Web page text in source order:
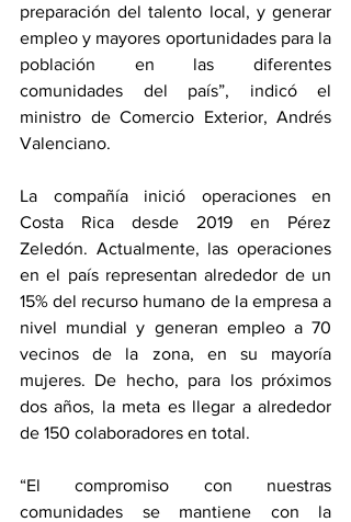
preparación del talento local, y generar
empleo y mayores oportunidades para la
población en las diferentes
comunidades del país”, indicó el
ministro de Comercio Exterior, Andrés
Valenciano.
La compañía inició operaciones en
Costa Rica desde 2019 en Pérez
Zeledón. Actualmente, las operaciones
en el país representan alrededor de un
15% del recurso humano de la empresa a
nivel mundial y generan empleo a 70
vecinos de la zona, en su mayoría
mujeres. De hecho, para los próximos
dos años, la meta es llegar a alrededor
de 150 colaboradores en total.
“El compromiso con nuestras
comunidades se mantiene con la